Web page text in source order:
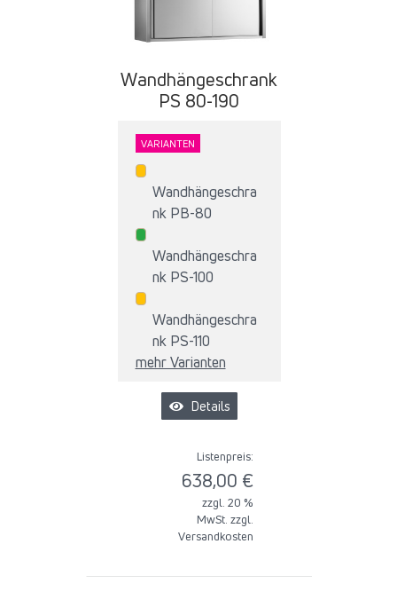
Wandhängeschrank
PS 80-190
VARIANTEN
Wandhängeschra
nk PB-80
Wandhängeschra
nk PS-100
Wandhängeschra
nk PS-110
mehr Varianten
Details
Listenpreis:
638,00 €
zzgl. 20 %
MwSt. zzgl.
Versandkosten